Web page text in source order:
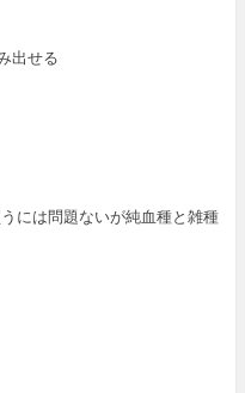
出せる
には問題ないが純血種と雑種